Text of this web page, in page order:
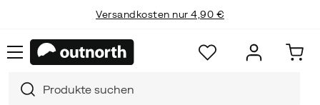
Versandkosten nur 4,90 €